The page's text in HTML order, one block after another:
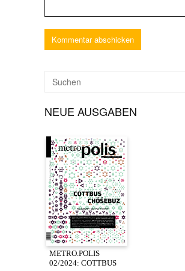
NEUE AUSGABEN
METRO.POLIS
02/2024: COTTBUS